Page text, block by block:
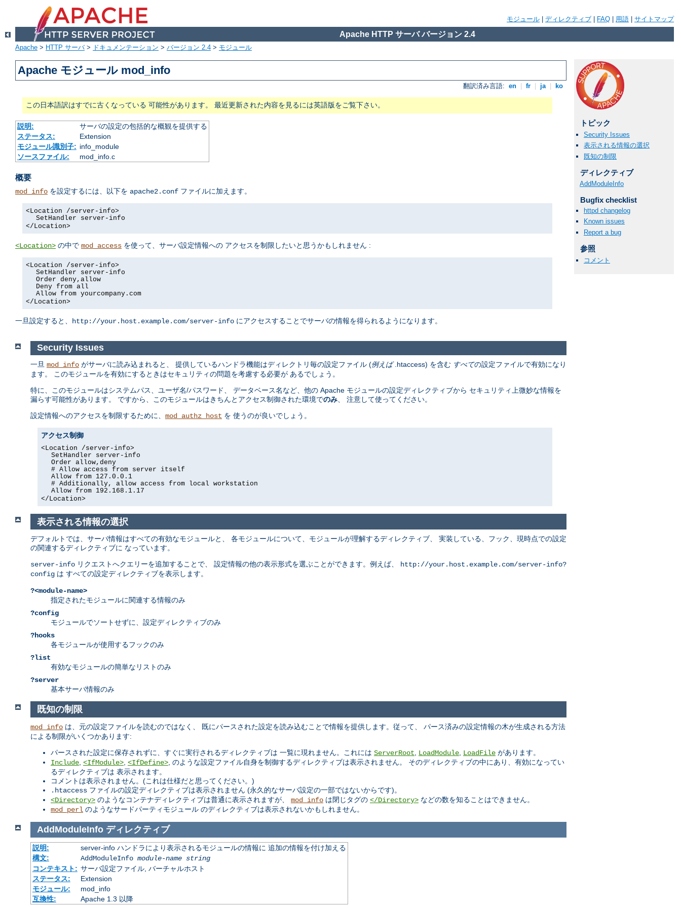
モジュール ディレクティブ FAQ 用語 サイトマップ
Apache HTTP サーバ バージョン 2.4
Apache > HTTP サーバ> ドキュメンテーション > バージョン 2.4 > モジュール
Apache モジュール mod_info
翻訳済み言語: en fr ja ko
この日本語訳はすでに古くなっている 可能性があります。 最近更新された内容を見るには英語版をご覧下さい。
説明:
サーバの設定の包括的な概観を提供する
ステータス:
Extension
モジュール識別子: info_module
ソースファイル:
mod_info.c
概要
mod_info を設定するには、以下を apache2.conf ファイルに加えます。
<Location /server-info>
SetHandler server-info
</Location>
<Location> の中で mod_access を使って、サーバ設定情報への アクセスを制限したいと思うかもしれません :
<Location /server-info>
SetHandler server-info
Order deny,allow
Deny from all
Allow from yourcompany.com
</Location>
一旦設定すると、 http://your.host.example.com/server-info にアクセスすることでサーバの情報を得られるようになります。
トピック
Security Issues
表示される情報の選択
既知の制限
ディレクティブ
AddModuleInfo
Bugfix checklist
httpd changelog
Known issues
Report a bug
参照
コメント
Security Issues
一旦 mod_info がサーバに読み込まれると、 提供しているハンドラ機能はディレクトリ毎の設定ファイル (例えば.htaccess) を含む すべての設定ファイルで有効になり
ます。 このモジュールを有効にするときはセキュリティの問題を考慮する必要が あるでしょう。
特に、このモジュールはシステムパス、ユーザ名/パスワード、 データベース名など、他の Apache モジュールの設定ディレクティブから セキュリティ上微妙な情報を
漏らす可能性があります。 ですから、このモジュールはきちんとアクセス制御された環境でのみ 、 注意して使ってください。
設定情報へのアクセスを制限するために、 mod_authz_host を 使うのが良いでしょう。
アクセス制御
<Location /server-info>
SetHandler server-info
Order allow,deny
# Allow access from server itself
Allow from 127.0.0.1
# Additionally, allow access from local workstation
Allow from 192.168.1.17
</Location>
表示される情報の選択
デフォルトでは、サーバ情報はすべての有効なモジュールと、 各モジュールについて、モジュールが理解するディレクティブ、 実装している、フック、現時点での設定
の関連するディレクティブに なっています。
server-info リクエストへクエリーを追加することで、 設定情報の他の表示形式を選ぶことができます。例えば、 http://your.host.example.com/server-info?
config は すべての設定ディレクティブを表示します。
?<module-name>
指定されたモジュールに関連する情報のみ
?config
モジュールでソートせずに、設定ディレクティブのみ
?hooks
各モジュールが使用するフックのみ
?list
有効なモジュールの簡単なリストのみ
?server
基本サーバ情報のみ
既知の制限
mod_info は、元の設定ファイルを読むのではなく、 既にパースされた設定を読み込むことで情報を提供します。従って、 パース済みの設定情報の木が生成される方法
による制限がいくつかあります:
パースされた設定に保存されずに、すぐに実行されるディレクティブは 一覧に現れません。これには ServerRoot LoadModule LoadFile があります。
Include <IfModule> <IfDefine> , のような設定ファイル自身を制御するディレクティブは表示されません。 そのディレクティブの中にあり、有効になってい
るディレクティブは 表示されます。
コメントは表示されません。(これは仕様だと思ってください。)
.htaccess ファイルの設定ディレクティブは表示されません (永久的なサーバ設定の一部ではないからです)。
<Directory> のようなコンテナディレクティブは普通に表示されますが、 mod_info は閉じタグの </Directory> などの数を知ることはできません。
mod_perl のようなサードパーティモジュール のディレクティブは表示されないかもしれません。
AddModuleInfo ディレクティブ
説明:
server-info ハンドラにより表示されるモジュールの情報に 追加の情報を付け加える
構文:
AddModuleInfo module-name string
コンテキスト: サーバ設定ファイル, バーチャルホスト
ステータス:
Extension
モジュール:
mod_info
互換性:
Apache 1.3 以降